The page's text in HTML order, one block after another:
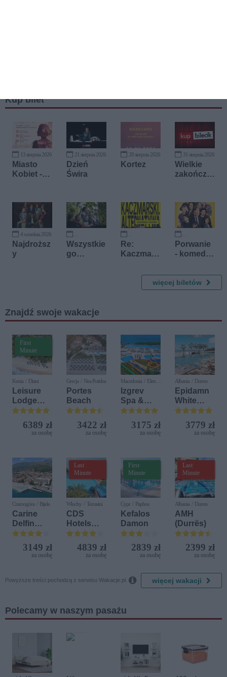
Kup bilet
13 sierpnia 2026
Miasto
Kobiet -
inspiracja
spotyka
się z
działanie
m
21 sierpnia 2026
Dzień
Świra
28 sierpnia 2026
Kortez
31 sierpnia 2026
Wielkie
zakończe
Kids
Arena
2026
4 września 2026
Najdroższ
y
11 września 2026
Wszystkie
go
9 października 2026
Re:
Kaczmars
16 października 2026
Porwanie
- komedia
Barcisia
więcej biletów
Znajdź swoje wakacje
First
Minute
Kenia / Diani
Leisure
Lodge
Beach &
Golf
Resort by
Diamonds
6389 zł
za osobę
Grecja / Nea Potidea
Portes
Beach
3422 zł
za osobę
Macedonia / Elen
Kamen
Izgrev
Spa &
Aquapark
3175 zł
za osobę
Albania / Durres
Epidamn
White
Sensation
3779 zł
za osobę
Czarnogóra / Bijela
Carine
Delfin
Bijela (ex.
Iberostar
Bijela
3149 zł
za osobę
Last
Minute
Włochy / Terrasini
CDS
Hotels
Terrasini
(ex. Citta
del Mare)
4839 zł
za osobę
First
Minute
Cypr / Paphos
Kefalos
Damon
2839 zł
za osobę
Last
Minute
Albania / Durres
AMH
(Durrës)
2399 zł
za osobę
Powyższe treści pochodzą z serwisu Wakacje.pl.  więcej wakacji
Polecamy w naszym pasażu